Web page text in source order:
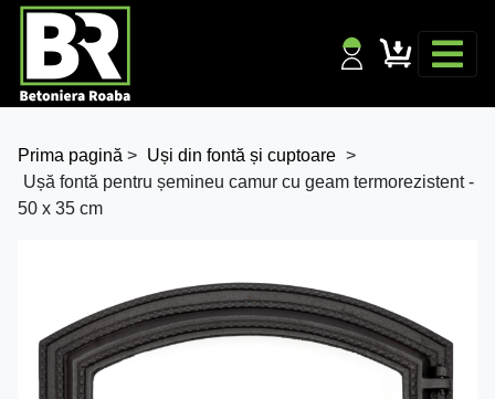
Prima pagină > Uși din fontă și cuptoare >
Ușă fontă pentru șemineu camur cu geam termorezistent -
50 x 35 cm